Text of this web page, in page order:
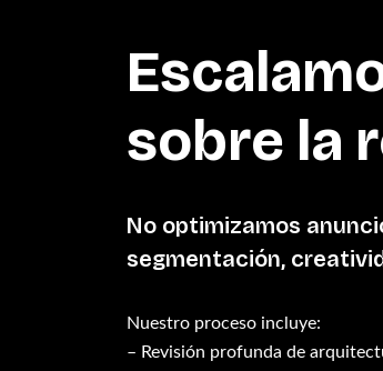
sobre la
No optimizamos
segmentación,
Nuestro proceso incluye:
– Revisión profunda de